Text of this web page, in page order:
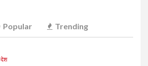
Popular Trending
देश